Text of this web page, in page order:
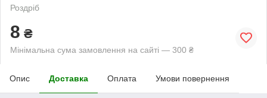
Роздріб
8 ₴
Мінімальна сума замовлення на сайті — 300 ₴
Опис Доставка Оплата Умови повернення